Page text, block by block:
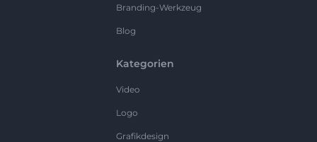
Branding-Werkzeug
Blog
Kategorien
Video
Logo
Grafikdesign